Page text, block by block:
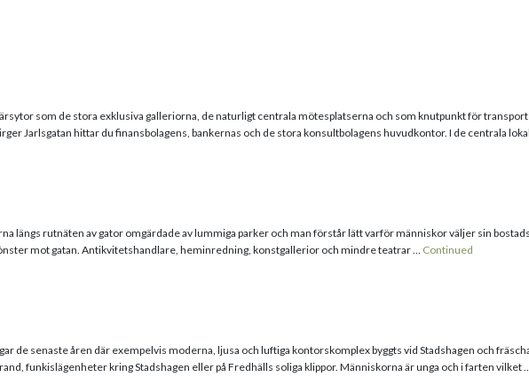
som de stora exklusiva galleriorna, de naturligt centrala mötesplatserna och som knutpunkt för
Jarlsgatan hittar du finansbolagens, bankernas och de stora konsultbolagens huvudkontor. I de centrala
längs rutnäten av gator omgärdade av lummiga parker och man förstår lätt varför människor väljer sin
mot gatan. Antikvitetshandlare, heminredning, konstgallerior och mindre teatrar … Continued
de senaste åren där exempelvis moderna, ljusa och luftiga kontorskomplex byggts vid Stadshagen och
funkislägenheter kring Stadshagen eller på Fredhälls soliga klippor. Människorna är unga och i farten vilket